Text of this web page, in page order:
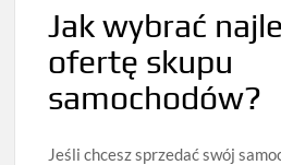
Jak wybrać
ofertę skupu
samochodów?
Jeśli chcesz sprzedać swój